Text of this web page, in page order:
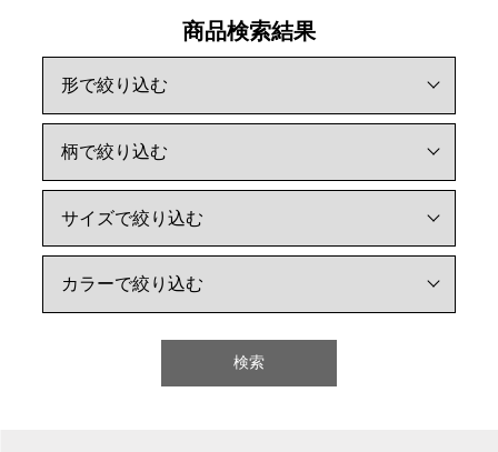
商品検索結果
検索